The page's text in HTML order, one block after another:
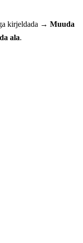
kirjeldada → Muuda
ala.